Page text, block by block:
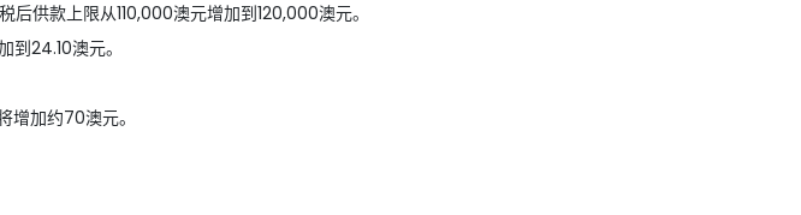
供款上限从110,000澳元增加到120,000澳元。
24.10澳元。
加约70澳元。